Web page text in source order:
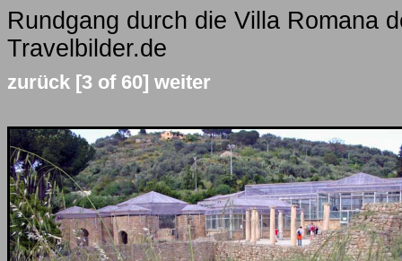
Rundgang durch die Villa Romana
Travelbilder.de
zurück [3 of 60] weiter